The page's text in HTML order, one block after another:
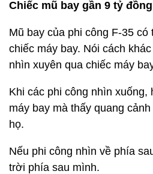
Chiếc mũ bay gần 9 tỷ đồng
Mũ bay của phi công F-35 có
chiếc máy bay. Nói cách
nhìn xuyên qua chiếc máy
Khi các phi công nhìn xuống,
máy bay mà thấy quang
họ.
Nếu phi công nhìn về phía
trời phía sau mình.